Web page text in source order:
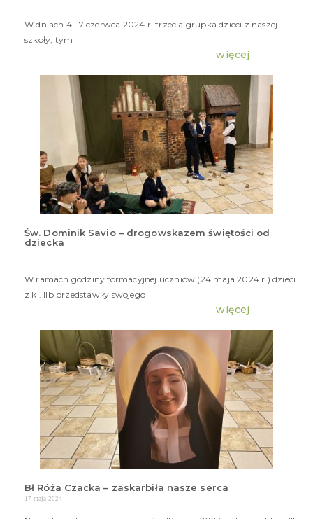
W dniach 4 i 7 czerwca 2024 r. trzecia grupka dzieci z naszej
szkoły, tym
więcej
Św. Dominik Savio – drogowskazem świętości od
dziecka
W ramach godziny formacyjnej uczniów (24 maja 2024 r.) dzieci
z kl. IIb przedstawiły swojego
więcej
Bł Róża Czacka – zaskarbiła nasze serca
17 maja 2024